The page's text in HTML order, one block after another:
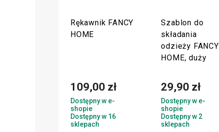
Rękawnik FANCY
HOME
109,00 zł
Dostępny w e-
shopie
Dostępny w 16
sklepach
Szablon do
składania
odzieży FANCY
HOME, duży
29,90 zł
Dostępny w e-
shopie
Dostępny w 2
sklepach